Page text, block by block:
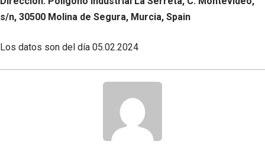
s/n, 30500 Molina de Segura, Murcia, Spain
Los datos son del día 05.02.2024